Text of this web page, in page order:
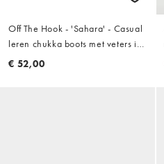
Off The Hook - 'Sahara' - Casual
leren chukka boots met veters in
koolgrijs
€ 52,00